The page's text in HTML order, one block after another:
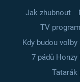
Jak zhubnout
TV program
Kdy budou volby
7 pádů Honzy
Tatarák